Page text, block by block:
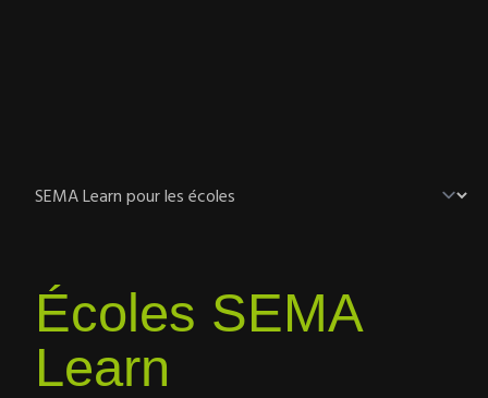
Écoles SEMA
Learn